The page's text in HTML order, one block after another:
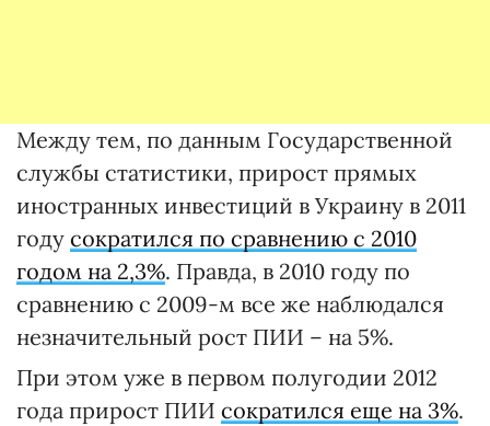
Между тем, по данным Государственной
службы статистики, прирост прямых
иностранных инвестиций в Украину в 2011
году сократился по сравнению с 2010
годом на 2,3%. Правда, в 2010 году по
сравнению с 2009-м все же наблюдался
незначительный рост ПИИ – на 5%.
При этом уже в первом полугодии 2012
года прирост ПИИ сократился еще на 3%.